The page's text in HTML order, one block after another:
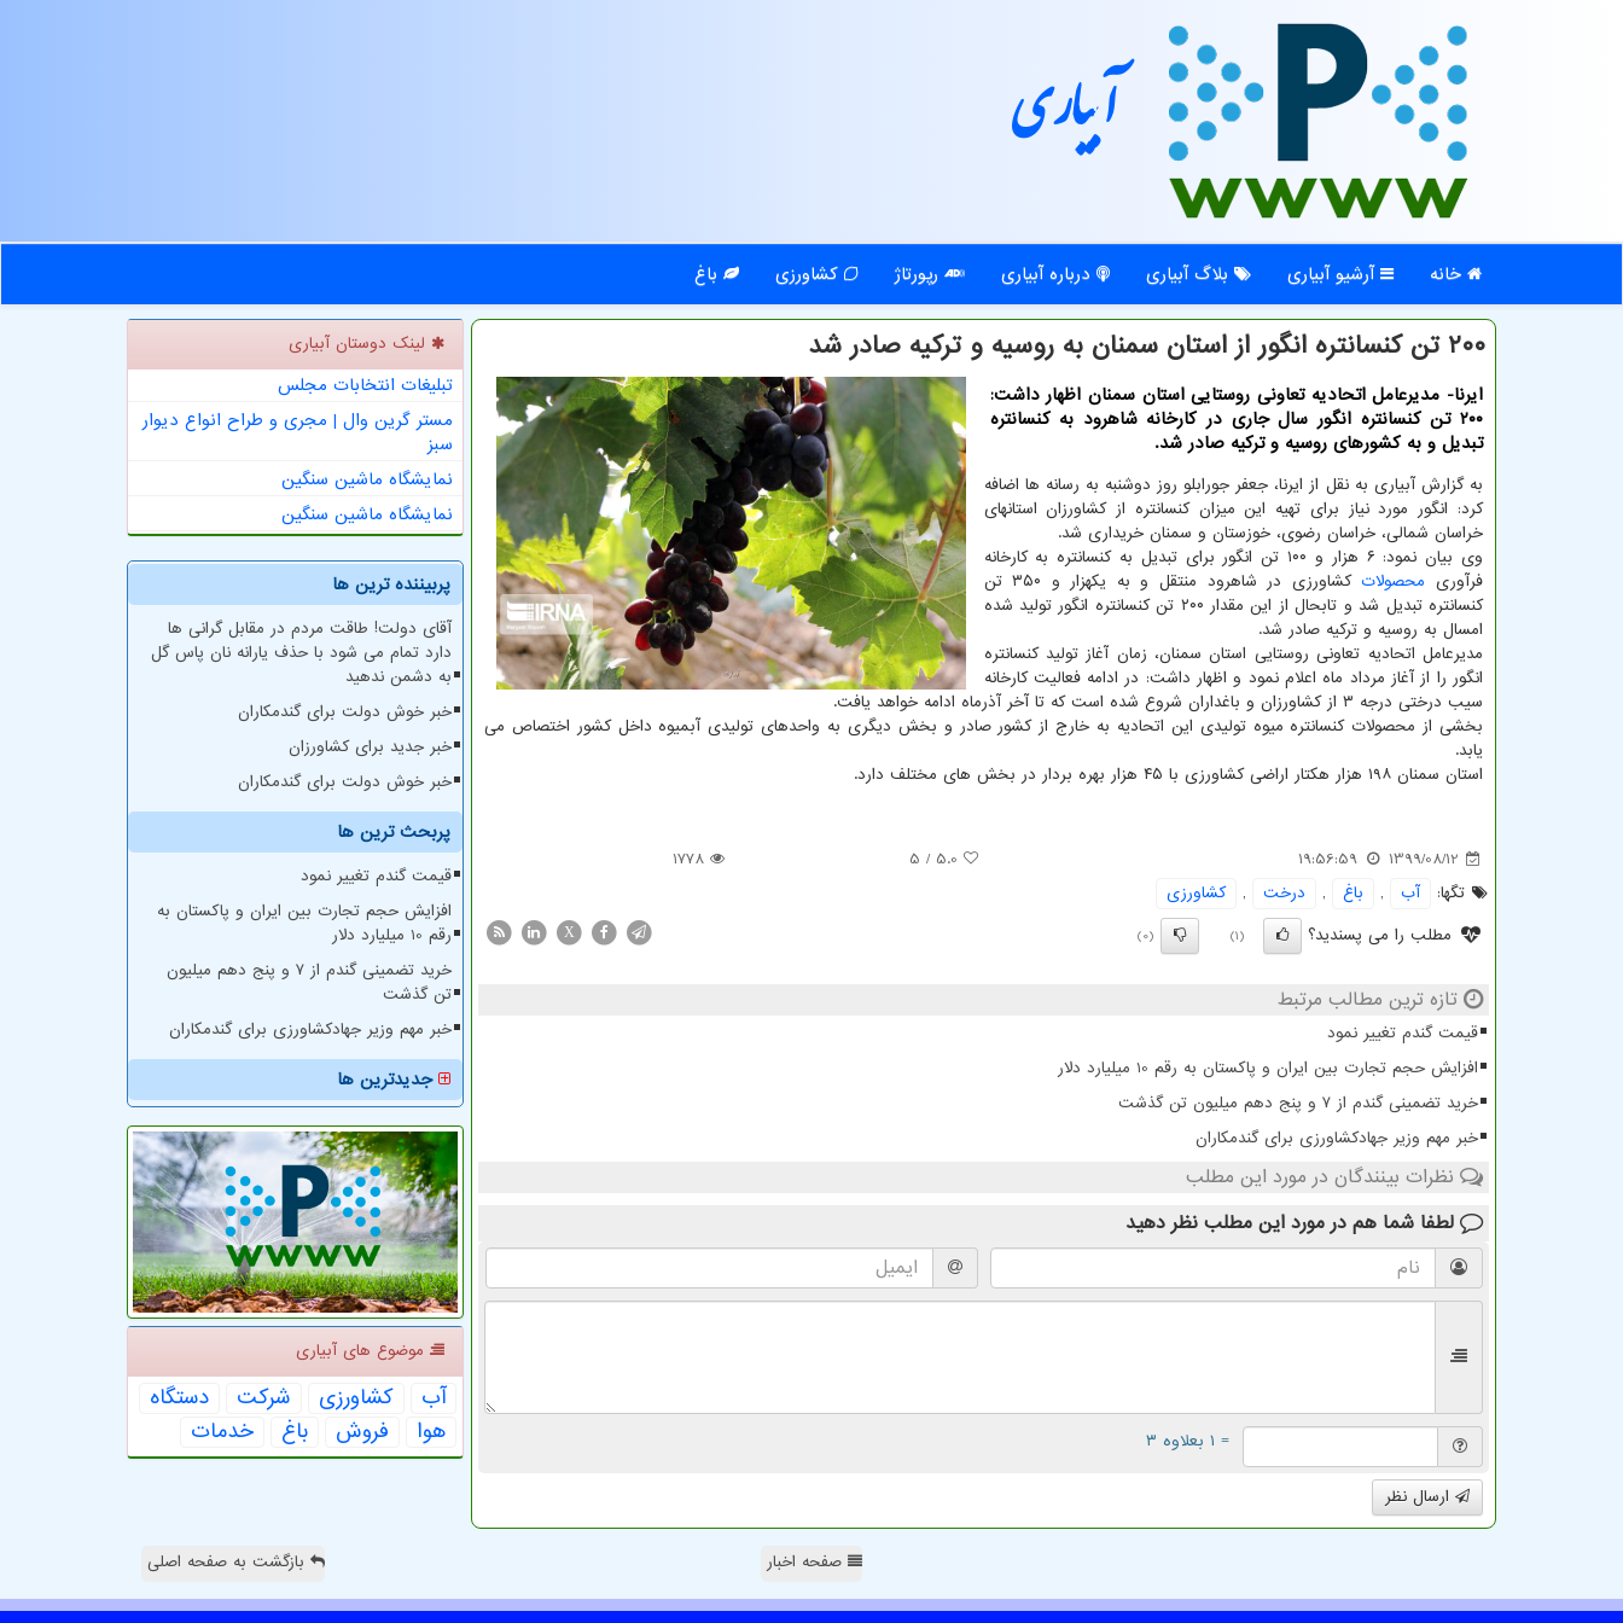
آبیاری
خانه آرشیو آبیاری بلاگ آبیاری درباره آبیاری رپورتاژ کشاورزی باغ
۲۰۰ تن كنسانتره انگور از استان سمنان به روسیه و تركیه صادر شد
ایرنا- مدیرعامل اتحادیه تعاونی روستایی استان سمنان اظهار داشت:
۲۰۰ تن كنسانتره انگور سال جاری در كارخانه شاهرود به كنسانتره
تبدیل و به كشورهای روسیه و تركیه صادر شد.
به گزارش آبیاری به نقل از ایرنا، جعفر جورابلو روز دوشنبه به رسانه ها اضافه
کرد: انگور مورد نیاز برای تهیه این میزان کنسانتره از کشاورزان استانهای
خراسان شمالی، خراسان رضوی، خوزستان و سمنان خریداری شد.
وی بیان نمود: ۶ هزار و ۱۰۰ تن انگور برای تبدیل به کنسانتره به کارخانه
فرآوری محصولات
کشاورزی در شاهرود منتقل و به یکهزار و ۳۵۰ تن
کنسانتره تبدیل شد و تابحال از این مقدار ۲۰۰ تن کنسانتره انگور تولید شده
امسال به روسیه و ترکیه صادر شد.
مدیرعامل اتحادیه تعاونی روستایی استان سمنان، زمان آغاز تولید کنسانتره
انگور را از آغاز مرداد ماه اعلام نمود و اظهار داشت: در ادامه فعالیت کارخانه
سیب درختی درجه ۳ از کشاورزان و باغداران شروع شده است که تا آخر آذرماه ادامه خواهد یافت.
بخشی از محصولات کنسانتره میوه تولیدی این اتحادیه به خارج از کشور صادر و بخش دیگری به واحدهای تولیدی آبمیوه داخل کشور اختصاص می
یابد.
استان سمنان ۱۹۸ هزار هکتار اراضی کشاورزی با ۴۵ هزار بهره بردار در بخش های مختلف دارد.
1399/08/12
19:56:59
5.0
/ 5
1778
تگها:
آب , باغ , درخت ,
كشاورزی
مطلب را می پسندید؟
(1)
(0)
X
تازه ترین مطالب مرتبط
قیمت گندم تغییر نمود
افزایش حجم تجارت بین ایران و پاکستان به رقم 10 میلیارد دلار
خرید تضمینی گندم از ۷ و پنج دهم میلیون تن گذشت
خبر مهم وزیر جهادکشاورزی برای گندمکاران
نظرات بینندگان در مورد این مطلب
لطفا شما هم در مورد این مطلب نظر دهید
= ۱ بعلاوه ۳
ارسال نظر
لینک دوستان آبیاری
تبلیغات انتخابات مجلس
مستر گرین وال | مجری و طراح انواع دیوار
سبز
نمایشگاه ماشین سنگین
نمایشگاه ماشین سنگین
پربیننده ترین ها
آقای دولت! طاقت مردم در مقابل گرانی ها
دارد تمام می شود با حذف یارانه نان پاس گل
به دشمن ندهید
خبر خوش دولت برای گندمکاران
خبر جدید برای کشاورزان
خبر خوش دولت برای گندمکاران
پربحث ترین ها
قیمت گندم تغییر نمود
افزایش حجم تجارت بین ایران و پاکستان به
رقم 10 میلیارد دلار
خرید تضمینی گندم از ۷ و پنج دهم میلیون
تن گذشت
خبر مهم وزیر جهادکشاورزی برای گندمکاران
جدیدترین ها
موضوع های آبیاری
آب كشاورزی شركت
دستگاه
هوا
فروش باغ خدمات
صفحه اخبار بازگشت به صفحه اصلی